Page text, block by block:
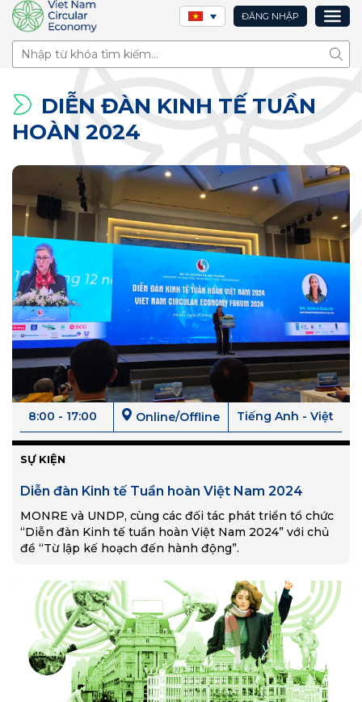
ĐĂNG NHẬP
Tìm
DIỄN ĐÀN KINH TẾ TUẦN
HOÀN 2024
8:00 - 17:00 Online/Offline Tiếng Anh - Việt
SỰ KIỆN
Diễn đàn Kinh tế Tuần hoàn Việt Nam 2024
MONRE và UNDP, cùng các đối tác phát triển tổ chức
“Diễn đàn Kinh tế tuần hoàn Việt Nam 2024” với chủ
đề “Từ lập kế hoạch đến hành động”.